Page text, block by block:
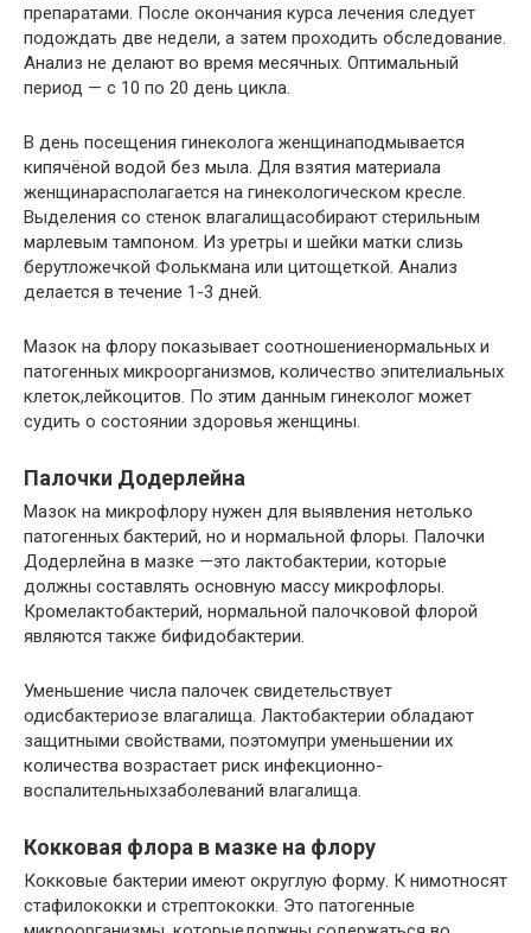
препаратами. После окончания курса лечения следует
подождать две недели, а затем проходить обследование.
Анализ не делают во время месячных. Оптимальный
период — с 10 по 20 день цикла.
В день посещения гинеколога женщинаподмывается
кипячёной водой без мыла. Для взятия материала
женщинарасполагается на гинекологическом кресле.
Выделения со стенок влагалищасобирают стерильным
марлевым тампоном. Из уретры и шейки матки слизь
берутложечкой Фолькмана или цитощеткой. Анализ
делается в течение 1-3 дней.
Мазок на флору показывает соотношениенормальных и
патогенных микроорганизмов, количество эпителиальных
клеток,лейкоцитов. По этим данным гинеколог может
судить о состоянии здоровья женщины.
Палочки Додерлейна
Мазок на микрофлору нужен для выявления нетолько
патогенных бактерий, но и нормальной флоры. Палочки
Додерлейна в мазке —это лактобактерии, которые
должны составлять основную массу микрофлоры.
Кромелактобактерий, нормальной палочковой флорой
являются также бифидобактерии.
Уменьшение числа палочек свидетельствует
одисбактериозе влагалища. Лактобактерии обладают
защитными свойствами, поэтомупри уменьшении их
количества возрастает риск инфекционно-
воспалительныхзаболеваний влагалища.
Кокковая флора в мазке на флору
Кокковые бактерии имеют округлую форму. К нимотносят
стафилококки и стрептококки. Это патогенные